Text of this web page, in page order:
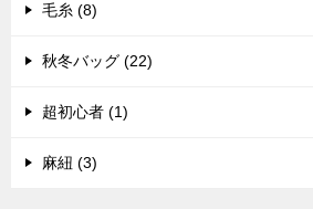
毛糸 (8)
秋冬バッグ (22)
超初心者 (1)
麻紐 (3)